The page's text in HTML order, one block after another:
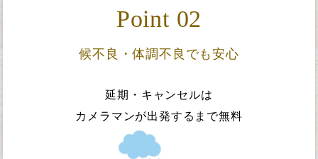
Point 02
候不良・体調不良でも安心
延期・キャンセルは
カメラマンが出発するまで無料